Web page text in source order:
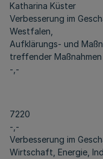
Katharina Küster
Verbesserung im
Westfalen,
Aufklärungs- und
treffender
-,-
7220
-,-
Verbesserung im
Wirtschaft, Energie,